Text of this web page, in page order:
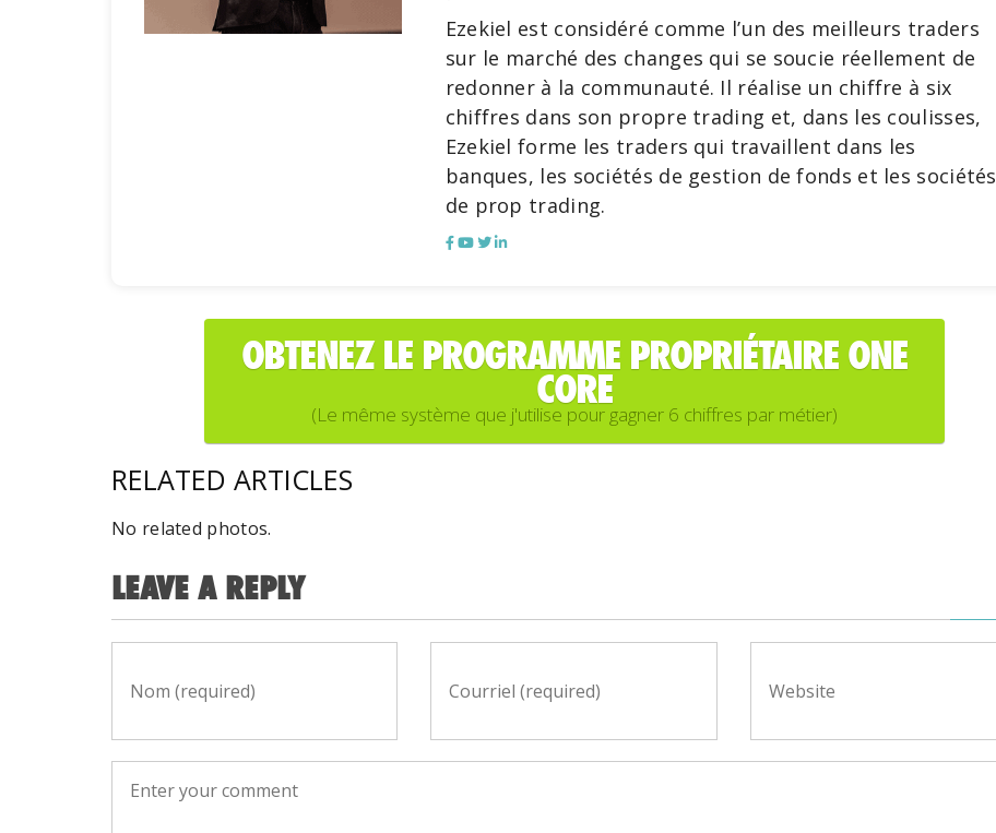
Ezekiel est considéré comme l’un des meilleurs traders
sur le marché des changes qui se soucie réellement de
redonner à la communauté. Il réalise un chiffre à six
chiffres dans son propre trading et, dans les coulisses,
Ezekiel forme les traders qui travaillent dans les
banques, les sociétés de gestion de fonds et les sociétés
de prop trading.
OBTENEZ LE PROGRAMME PROPRIÉTAIRE ONE
CORE
(Le même système que j'utilise pour gagner 6 chiffres par métier)
RELATED ARTICLES
No related photos.
LEAVE A REPLY